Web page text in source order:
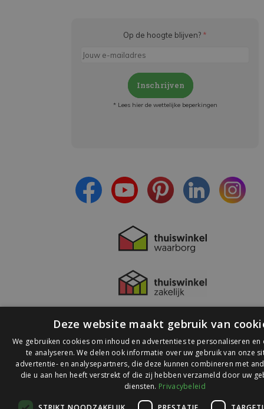
Op de hoogte blijven? *
Inschrijven
* Lees hier de wettelijke beperkingen
© 2026 Ledlichtdiscounter.nl
Deze website maakt gebruik van
We gebruiken cookies om inhoud en advertenties te personaliseren en
te analyseren. We delen ook informatie over uw gebruik van onze
advertentie- en analysepartners, die deze kunnen combineren met
die u aan hen heeft verstrekt of die zij hebben verzameld door uw
diensten. Privacybeleid